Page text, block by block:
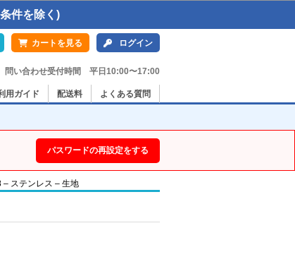
件を除く)
カートを見る ログイン
問い合わせ受付時間 平日10:00〜17:00
用ガイド 配送料 よくある質問
パスワードの再設定をする
– ステンレス – 生地